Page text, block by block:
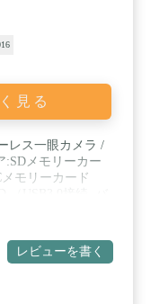
見る
レス一眼カメラ /
:SDメモリーカー
モリーカード
数 / 総画素数：約
フォーマット：
MOV：H.264
レビューを書く